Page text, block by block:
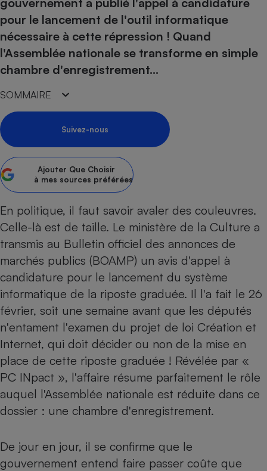
pour le lancement de l'outil informatique
nécessaire à cette répression ! Quand
l'Assemblée nationale se transforme en simple
chambre d'enregistrement...
SOMMAIRE
Suivez-nous
Ajouter Que Choisir
à mes sources préférées
En politique, il faut savoir avaler des couleuvres.
Celle-là est de taille. Le ministère de la Culture a
transmis au Bulletin officiel des annonces de
marchés publics (BOAMP) un avis d'appel à
candidature pour le lancement du système
informatique de la riposte graduée. Il l'a fait le 26
février, soit une semaine avant que les députés
n'entament l'examen du projet de loi Création et
Internet, qui doit décider ou non de la mise en
place de cette riposte graduée ! Révélée par «
PC INpact », l'affaire résume parfaitement le rôle
auquel l'Assemblée nationale est réduite dans ce
dossier : une chambre d'enregistrement.
De jour en jour, il se confirme que le
gouvernement entend faire passer coûte que
Sécurité - Hygiène
Complément
alimentaire
bouteille
Assurance
Banque - Crédit
Epargne - Fiscalité
Assurance emprunteur
Circulation routière
Contrôle technique -
Pièce détachée
Moto
Comparateur auto
Comparatif
Comparatif climatiseur
Comparatif aspirateur
Comparatif robot cuiseur
Comparatif centrale
Gros électroménager
Petit électroménager -
Lave-linge
Électricité - Gaz
Comparatif casque audio
Comparatif ordinateur
Comparatif ultrabook
Image et son
Informatique
Internet
Téléphonie
Crédit immobilier
Comparatif tondeuse
Aménagement
Produit d'entretien
Sécurité domestique
Matelas
Hygiène - Beauté
Maladie - Médecine -
Mutuelle
Maison de retraite
Choisir son fioul
Choisir son pellet
Comparateur assurance emprunteur
Energie Moins Chère Ensemble
Toutes les cartes interactives
connexion Internet